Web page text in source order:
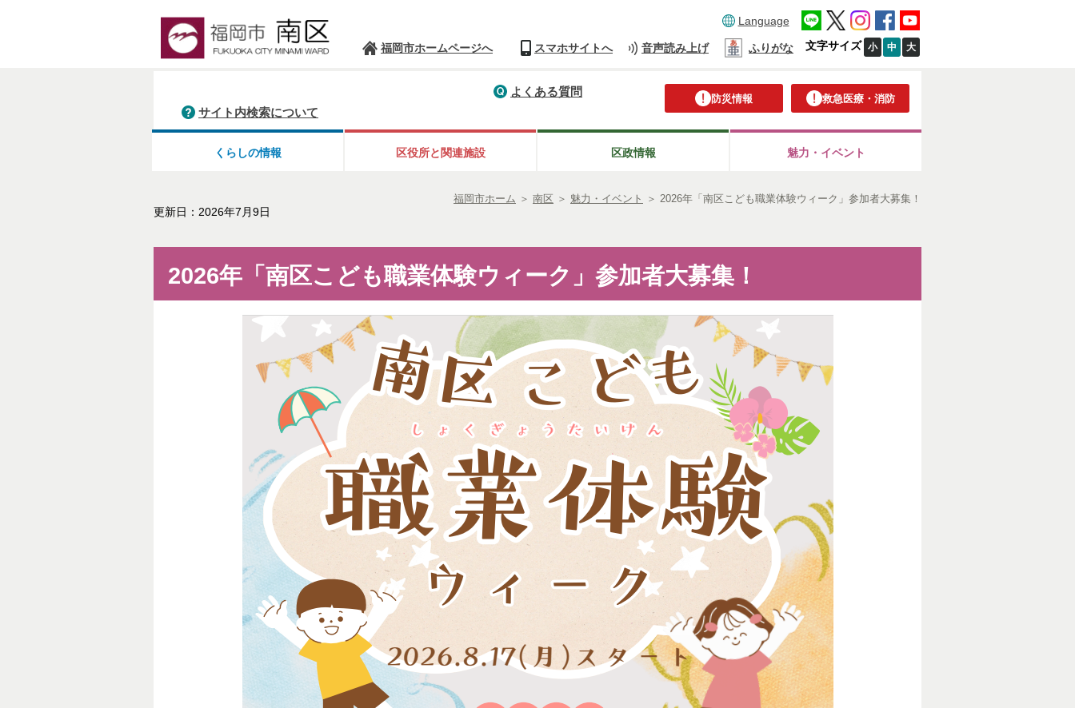
Language
福岡市ホームページへ スマホサイトへ 音声読み上げ ふりがな 文字サイズ 小 中 大
防災情報 救急医療・消防
よくある質問
サイト内検索について
くらしの情報 区役所と関連施設 区政情報 魅力・イベント
福岡市ホーム ＞ 南区 ＞ 魅力・イベント ＞ 2026年「南区こども職業体験ウィーク」参加者大募集！
更新日：2026年7月9日
2026年「南区こども職業体験ウィーク」参加者大募集！